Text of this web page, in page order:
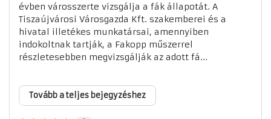
évben városszerte vizsgálja a fák állapotát. A
Tiszaújvárosi Városgazda Kft. szakemberei és a
hivatal illetékes munkatársai, amennyiben
indokoltnak tartják, a Fakopp műszerrel
részletesebben megvizsgálják az adott fá...
Tovább a teljes bejegyzéshez